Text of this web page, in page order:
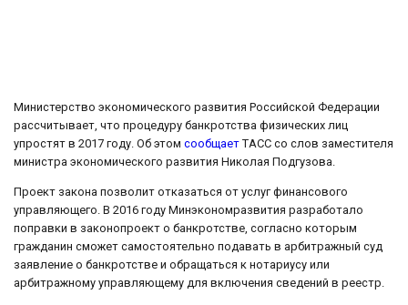
Министерство экономического развития Российской Федерации
рассчитывает, что процедуру банкротства физических лиц
упростят в 2017 году. Об этом сообщает ТАСС со слов заместителя
министра экономического развития Николая Подгузова.
Проект закона позволит отказаться от услуг финансового
управляющего. В 2016 году Минэкономразвития разработало
поправки в законопроект о банкротстве, согласно которым
гражданин сможет самостоятельно подавать в арбитражный суд
заявление о банкротстве и обращаться к нотариусу или
арбитражному управляющему для включения сведений в реестр.